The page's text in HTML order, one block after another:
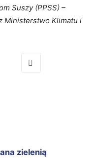
Suszy (PPSS) –
Ministerstwo Klimatu i
zielenią